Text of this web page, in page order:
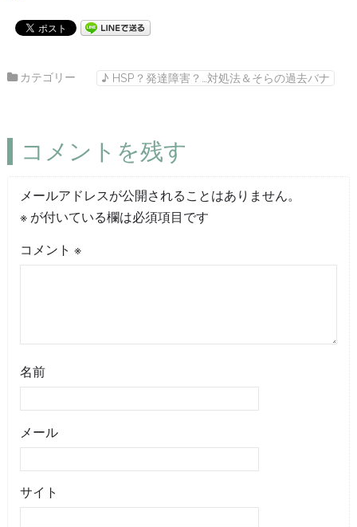
カテゴリー ♪ HSP？発達障害？…対処法＆そらの過去バナ
コメントを残す
メールアドレスが公開されることはありません。
※が付いている欄は必須項目です
コメント ※
名前
メール
サイト